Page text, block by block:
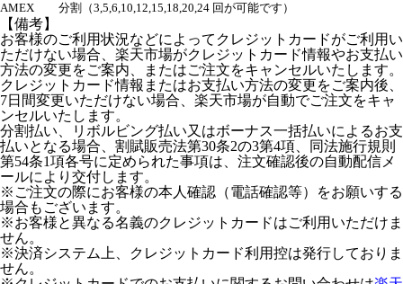
AMEX
分割（3,5,6,10,12,15,18,20,24 回が可能です）
【備考】
お客様のご利用状況などによってクレジットカードがご利用い
ただけない場合、楽天市場がクレジットカード情報やお支払い
方法の変更をご案内、またはご注文をキャンセルいたします。
クレジットカード情報またはお支払い方法の変更をご案内後、
7日間変更いただけない場合、楽天市場が自動でご注文をキャ
ンセルいたします。
分割払い、リボルビング払い又はボーナス一括払いによるお支
払いとなる場合、割賦販売法第30条2の3第4項、同法施行規則
第54条1項各号に定められた事項は、注文確認後の自動配信メ
ールにより交付します。
※ご注文の際にお客様の本人確認（電話確認等）をお願いする
場合もございます。
※お客様と異なる名義のクレジットカードはご利用いただけま
せん。
※決済システム上、クレジットカード利用控は発行しておりま
せん。